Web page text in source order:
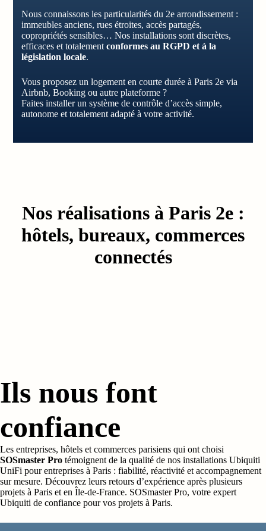
Nous connaissons les particularités du 2e arrondissement :
immeubles anciens, rues étroites, accès partagés,
copropriétés sensibles… Nos installations sont discrètes,
efficaces et totalement conformes au RGPD et à la
législation locale.
Vous proposez un logement en courte durée à Paris 2e via
Airbnb, Booking ou autre plateforme ?
Faites installer un système de contrôle d’accès simple,
autonome et totalement adapté à votre activité.
Nos réalisations à Paris 2e :
hôtels, bureaux, commerces
connectés
Ils nous font
confiance
Les entreprises, hôtels et commerces parisiens qui ont choisi
SOSmaster Pro témoignent de la qualité de nos installations Ubiquiti
UniFi pour entreprises à Paris : fiabilité, réactivité et accompagnement
sur mesure. Découvrez leurs retours d’expérience après plusieurs
projets à Paris et en Île-de-France. SOSmaster Pro, votre expert
Ubiquiti de confiance pour vos projets à Paris.